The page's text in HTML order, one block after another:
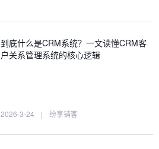
到底什么是CRM系统？一文读懂CRM客
户关系管理系统的核心逻辑
2026-3-24 | 纷享销客